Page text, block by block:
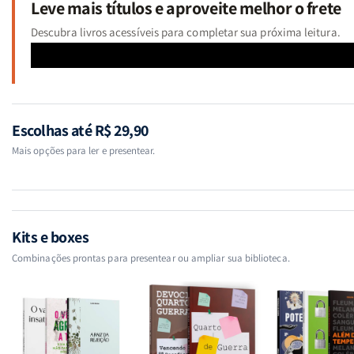
Leve mais títulos e aproveite melhor o frete
Descubra livros acessíveis para completar sua próxima leitura.
Escolhas até R$ 29,90
Mais opções para ler e presentear.
Kits e boxes
Combinações prontas para presentear ou ampliar sua biblioteca.